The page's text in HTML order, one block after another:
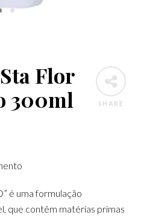
SHARE
Flor
300ml
é uma formulação
que contêm matérias primas